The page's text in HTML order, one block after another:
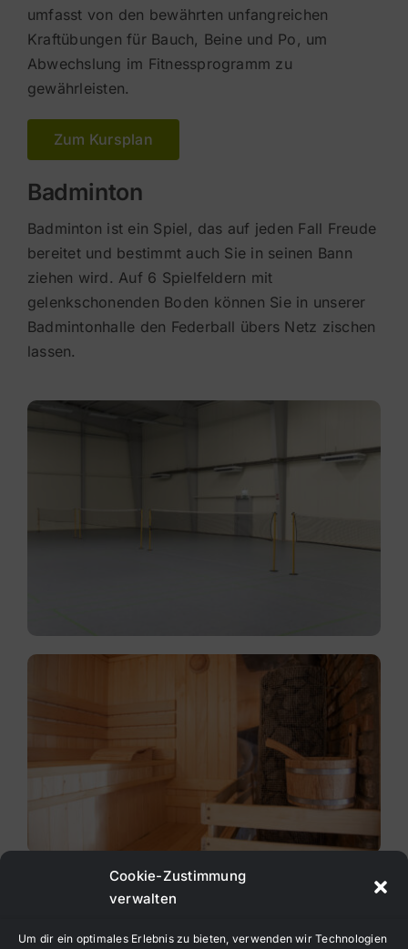
Cookie-Zustimmung
verwalten
Um dir ein optimales Erlebnis zu bieten, verwenden wir Technologien
umfasst von den bewährten unfangreichen
Kraftübungen für Bauch, Beine und Po, um
Abwechslung im Fitnessprogramm zu
gewährleisten.
Zum Kursplan
Badminton
Badminton ist ein Spiel, das auf jeden Fall Freude
bereitet und bestimmt auch Sie in seinen Bann
ziehen wird. Auf 6 Spielfeldern mit
gelenkschonenden Boden können Sie in unserer
Badmintonhalle den Federball übers Netz zischen
lassen.
Sauna und Solarium